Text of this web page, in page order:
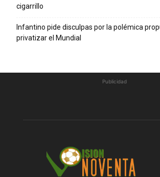
cigarrillo
Infantino pide disculpas por la polémica
privatizar el Mundial
Publicidad